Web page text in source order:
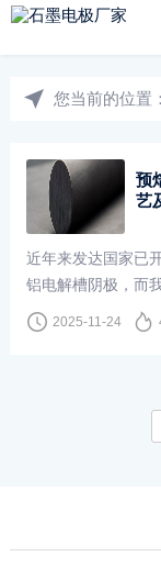
您当前的位置
预
艺
近年来发达国家已
铝电解槽阴极，而
极炭块主要是预焙
极炭块的铝电解槽
2025-11-24